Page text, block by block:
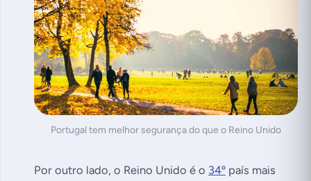
Portugal tem melhor segurança do que o Reino Unido
Por outro lado, o Reino Unido é o 34º país mais